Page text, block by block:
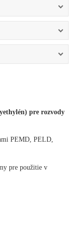
pre rozvody
PEMD, PELD,
pre použitie v